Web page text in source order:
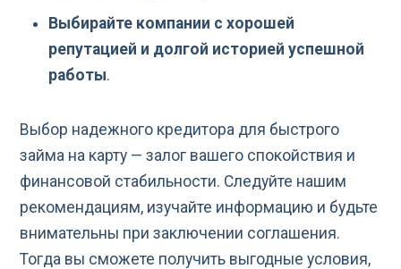
Выбирайте компании с хорошей
репутацией и долгой историей успешной
работы.
Выбор надежного кредитора для быстрого
займа на карту — залог вашего спокойствия и
финансовой стабильности. Следуйте нашим
рекомендациям, изучайте информацию и будьте
внимательны при заключении соглашения.
Тогда вы сможете получить выгодные условия,